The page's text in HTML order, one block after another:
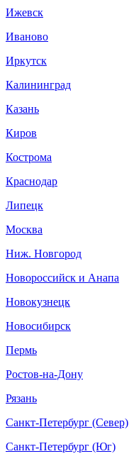
Ижевск
Иваново
Иркутск
Калининград
Казань
Киров
Кострома
Краснодар
Липецк
Москва
Ниж. Новгород
Новороссийск и Анапа
Новокузнецк
Новосибирск
Пермь
Ростов-на-Дону
Рязань
Санкт-Петербург (Север)
Санкт-Петербург (Юг)